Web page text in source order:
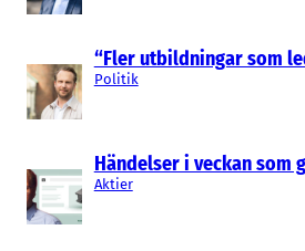
“Fler utbildningar som
Politik
Händelser i veckan som
Aktier